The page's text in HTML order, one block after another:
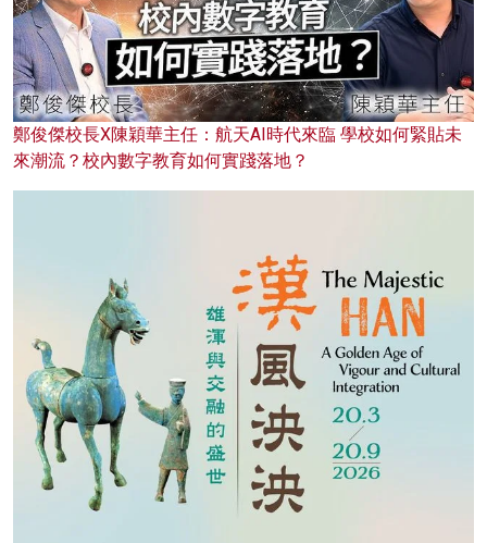
鄭俊傑校長X陳穎華主任：航天AI時代來臨 學校如何緊貼未
來潮流？校內數字教育如何實踐落地？